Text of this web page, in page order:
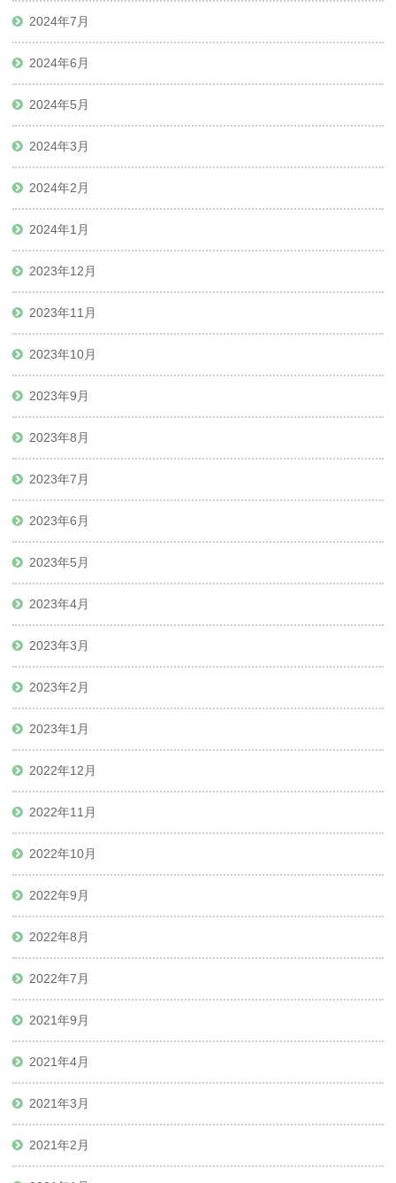
2024年7月
2024年6月
2024年5月
2024年3月
2024年2月
2024年1月
2023年12月
2023年11月
2023年10月
2023年9月
2023年8月
2023年7月
2023年6月
2023年5月
2023年4月
2023年3月
2023年2月
2023年1月
2022年12月
2022年11月
2022年10月
2022年9月
2022年8月
2022年7月
2021年9月
2021年4月
2021年3月
2021年2月